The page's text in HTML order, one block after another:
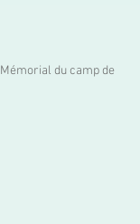
du camp de